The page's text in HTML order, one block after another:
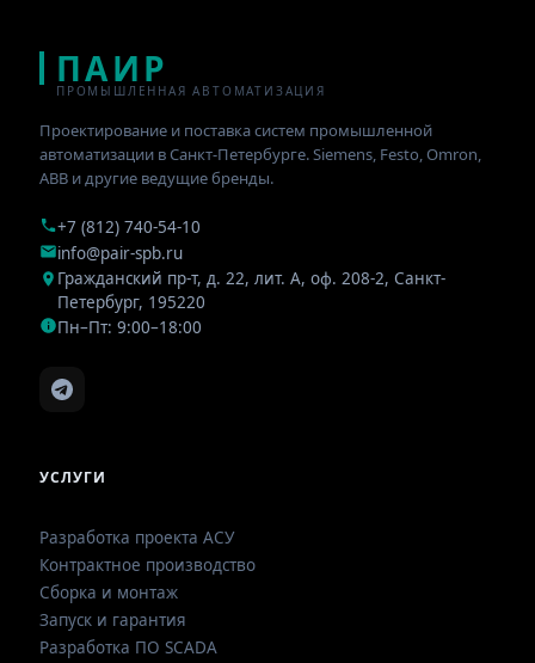
ПАИР
ПРОМЫШЛЕННАЯ АВТОМАТИЗАЦИЯ
Проектирование и поставка систем промышленной
автоматизации в Санкт-Петербурге. Siemens, Festo, Omron,
ABB и другие ведущие бренды.
+7 (812) 740-54-10
info@pair-spb.ru
Гражданский пр-т, д. 22, лит. А, оф. 208-2, Санкт-
Петербург, 195220
Пн–Пт: 9:00–18:00
УСЛУГИ
Разработка проекта АСУ
Контрактное производство
Сборка и монтаж
Запуск и гарантия
Разработка ПО SCADA